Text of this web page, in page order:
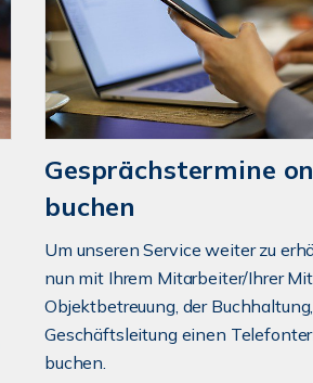
Gesprächstermine
buchen
Um unseren Service weiter zu
nun mit Ihrem Mitarbeiter/Ihrer
Objektbetreuung, der
Geschäftsleitung einen
buchen.